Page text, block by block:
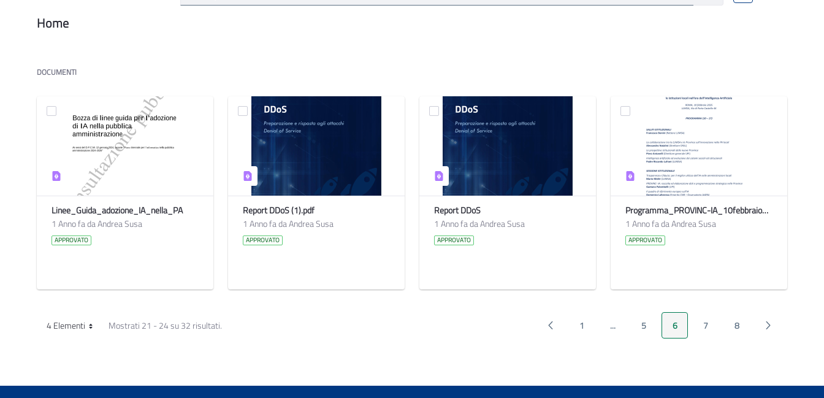
Home
DOCUMENTI
Linee_Guida_adozione_IA_nella_PA
1 Anno fa da Andrea Susa
APPROVATO
Report DDoS (1).pdf
1 Anno fa da Andrea Susa
APPROVATO
Report DDoS
1 Anno fa da Andrea Susa
APPROVATO
Programma_PROVINC-IA_10febbraio2025_def
1 Anno fa da Andrea Susa
APPROVATO
4 ElementiPer pagina Mostrati 21 - 24 su 32 risultati. Pagina Precedente
Pagina
1 ...
Pagine intermedie
Pagina
5 Pagina
6 Pagina
7 Pagina
8 Pagina Seguente